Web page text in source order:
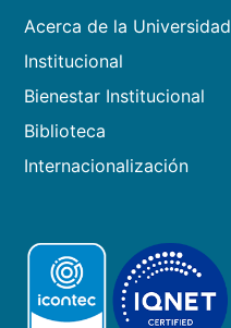
Acerca de la Universidad
Institucional
Bienestar Institucional
Biblioteca
Internacionalización